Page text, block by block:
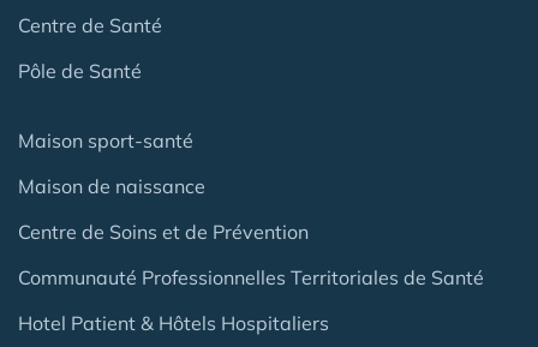
Centre de Santé
Pôle de Santé
Maison sport-santé
Maison de naissance
Centre de Soins et de Prévention
Communauté Professionnelles Territoriales de Santé
Hotel Patient & Hôtels Hospitaliers